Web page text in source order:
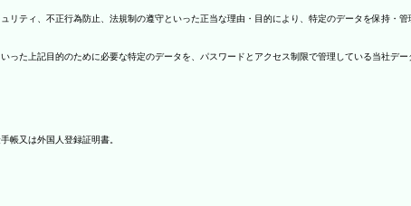
ティ、不正行為防止、法規制の遵守といった正当な理由・目的により、特定のデータを保持・
た上記目的のために必要な特定のデータを、パスワードとアクセス制限で管理している当社デー
帳又は外国人登録証明書。